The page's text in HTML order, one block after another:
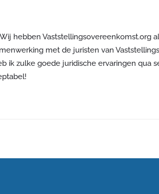
hebben Vaststellingsovereenkomst.org
met de juristen van
zulke goede juridische ervaringen qua